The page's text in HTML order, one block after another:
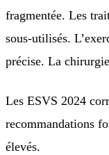
fragmentée. Les
sous-utilisés.
précise. La
Les ESVS 2024
recommandations
élevés.